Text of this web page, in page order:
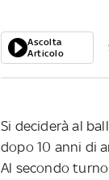
Ascolta
Articolo
Si deciderà al
dopo 10 anni di
Al secondo